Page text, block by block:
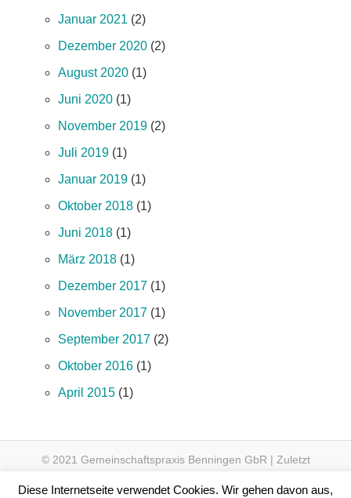
Januar 2021 (2)
Dezember 2020 (2)
August 2020 (1)
Juni 2020 (1)
November 2019 (2)
Juli 2019 (1)
Januar 2019 (1)
Oktober 2018 (1)
Juni 2018 (1)
März 2018 (1)
Dezember 2017 (1)
November 2017 (1)
September 2017 (2)
Oktober 2016 (1)
April 2015 (1)
© 2021 Gemeinschaftspraxis Benningen GbR | Zuletzt
Diese Internetseite verwendet Cookies. Wir gehen davon aus,